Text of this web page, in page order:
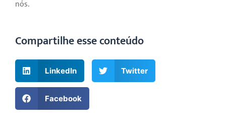
nós.
Compartilhe esse conteúdo
LinkedIn Twitter
Facebook